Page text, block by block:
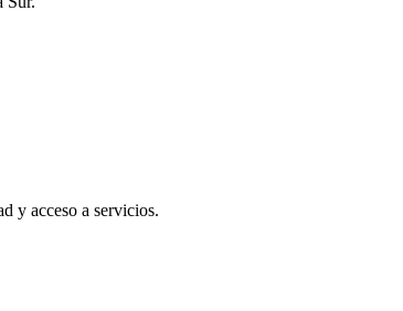
y acceso a servicios.